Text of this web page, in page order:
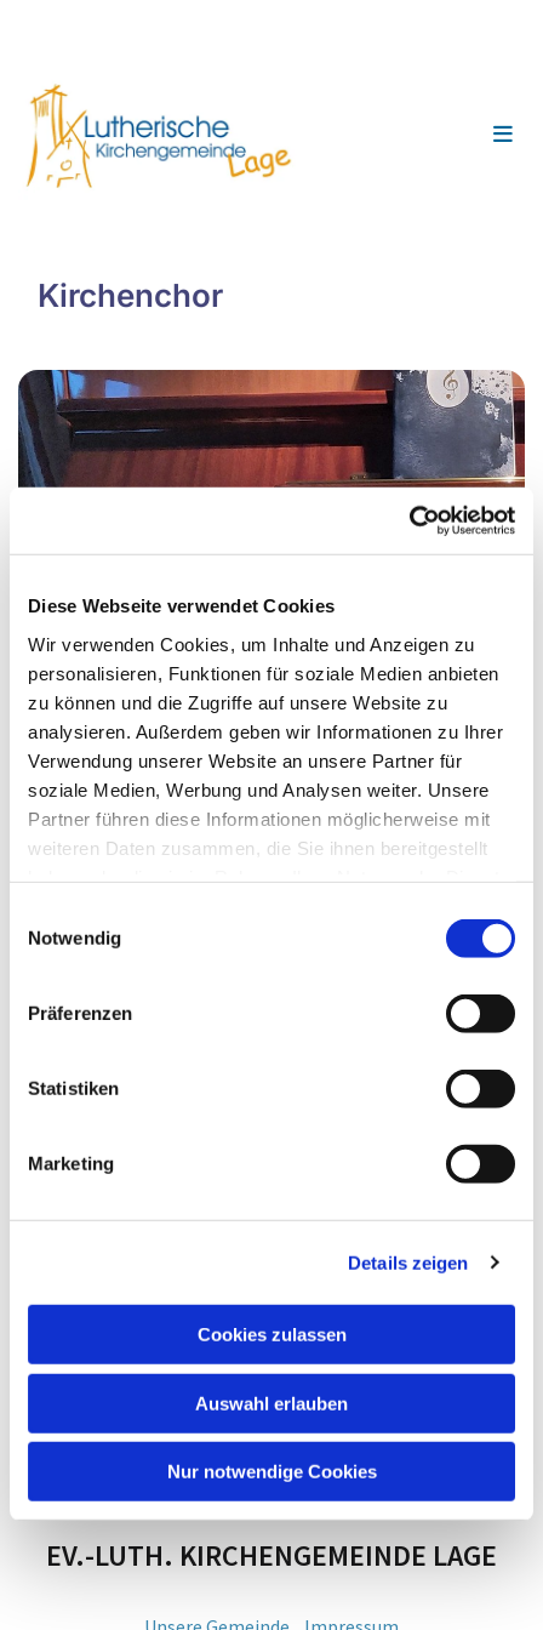
Diese Webseite verwendet Cookies
Wir verwenden Cookies, um Inhalte und Anzeigen zu
personalisieren, Funktionen für soziale Medien anbieten
zu können und die Zugriffe auf unsere Website zu
analysieren. Außerdem geben wir Informationen zu Ihrer
Verwendung unserer Website an unsere Partner für
soziale Medien, Werbung und Analysen weiter. Unsere
Partner führen diese Informationen möglicherweise mit
weiteren Daten zusammen, die Sie ihnen bereitgestellt
Notwendig
Präferenzen
Statistiken
Marketing
Details zeigen
Cookies zulassen
Auswahl erlauben
Nur notwendige Cookies
Kirchenchor
Donnerstag, 3. September 2026,
16:30 Uhr
EV.-LUTH. KIRCHENGEMEINDE LAGE